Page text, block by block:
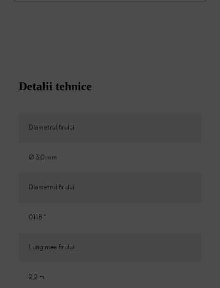
Detalii tehnice
Diametrul firului
Ø 3,0 mm
Diametrul firului
0.118 "
Lungimea firului
2,2 m